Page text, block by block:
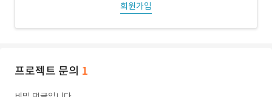
회원가입
프로젝트 문의 1